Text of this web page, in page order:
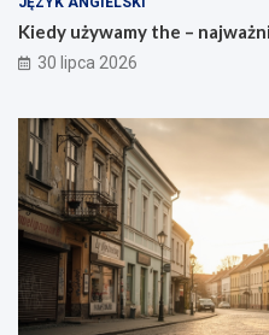
Kiedy używamy the –
30 lipca 2026